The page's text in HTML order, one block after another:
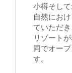
小樽そし
自然にお
ていただ
リゾート
同でオー
す。